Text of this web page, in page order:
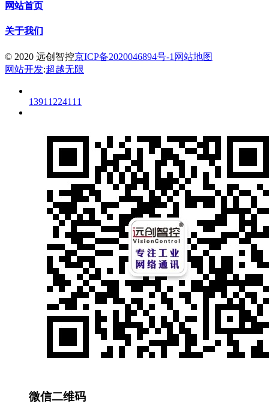
网站首页
关于我们
© 2020 远创智控京ICP备2020046894号-1 网站地图
网站开发:超越无限
13911224111
微信二维码